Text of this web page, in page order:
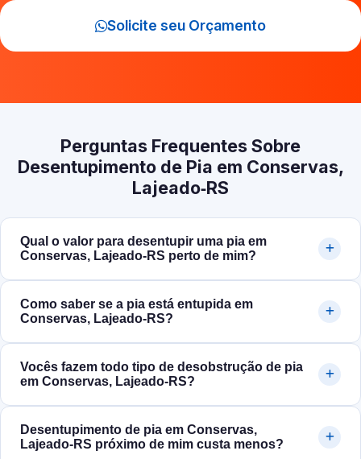
Solicite seu Orçamento
Perguntas Frequentes Sobre
Desentupimento de Pia em Conservas,
Lajeado‑RS
Qual o valor para desentupir uma pia em
Conservas, Lajeado‑RS perto de mim?
Como saber se a pia está entupida em
Conservas, Lajeado‑RS?
Vocês fazem todo tipo de desobstrução de pia
em Conservas, Lajeado‑RS?
Desentupimento de pia em Conservas,
Lajeado‑RS próximo de mim custa menos?